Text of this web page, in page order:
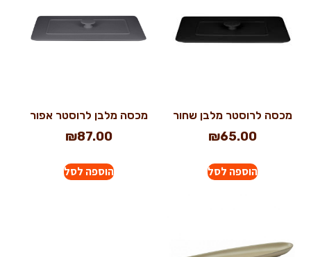
מכסה לרוסטר מלבן שחור
₪65.00
הוספה לסל
מכסה מלבן לרוסטר אפור
₪87.00
הוספה לסל